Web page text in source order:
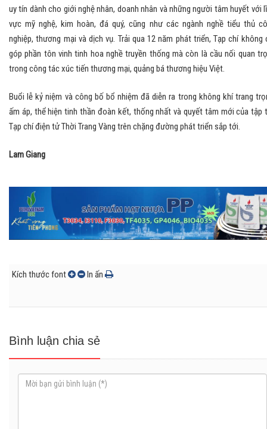
uy tín dành cho giới nghệ nhân, doanh nhân và những người tâm huyết với
vực mỹ nghệ, kim hoàn, đá quý, cũng như các ngành nghề tiểu thủ
nghiệp, thương mại và dịch vụ. Trải qua 12 năm phát triển, Tạp chí không
góp phần tôn vinh tinh hoa nghề truyền thống mà còn là cầu nối quan
trong công tác xúc tiến thương mại, quảng bá thương hiệu Việt.
Buổi lễ kỷ niệm và công bố bổ nhiệm đã diễn ra trong không khí trang
ấm áp, thể hiện tinh thần đoàn kết, thống nhất và quyết tâm mới của tập
Tạp chí điện tử Thời Trang Vàng trên chặng đường phát triển sắp tới.
Lam Giang
Kích thước font In ấn
Bình luận chia sẻ